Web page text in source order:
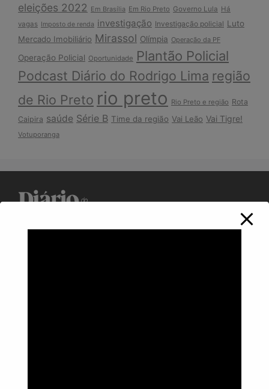
eleições 2022 Em Brasília Em Rio Preto Governo Lula Há
vagas Imposto de renda investigação Investigação policial Luto
Mercado Imobiliário Mirassol Olímpia Operação da PF
Operação Policial Oportunidade Plantão Policial
Podcast Diário do Rodrigo Lima região
de Rio Preto rio preto Rio Preto e região Rota
Caipira saúde Série B Time da região Vai Leão Vai Tigre!
Votuporanga